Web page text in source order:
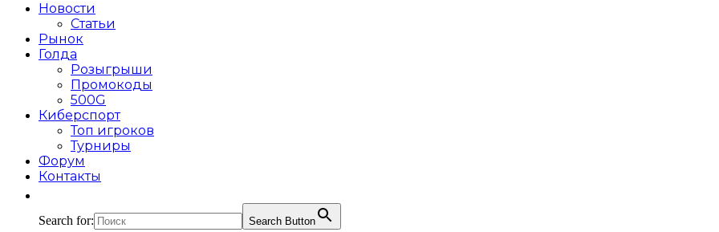
Новости
Статьи
Рынок
Голда
Розыгрыши
Промокоды
500G
Киберспорт
Топ игроков
Турниры
Форум
Контакты
Search for: Search Button